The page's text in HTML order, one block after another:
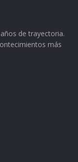
de trayectoria.
más